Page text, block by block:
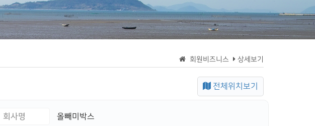
회원비즈니스 상세보기
전체위치보기
회사명 올빼미박스